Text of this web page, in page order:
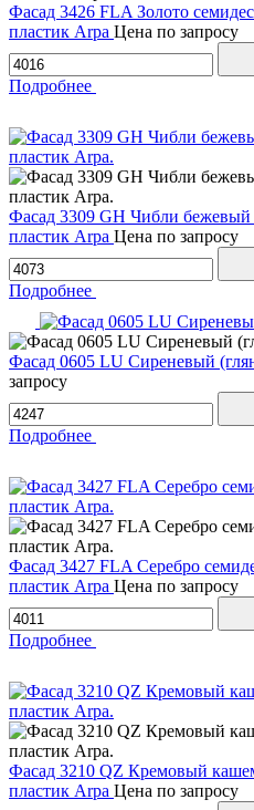
Фасад 3426 FLA Золото
пластик Arpa Цена по запросу
Подробнее
Фасад 3309 GH Чибли бежевый
пластик Arpa Цена по запросу
Подробнее
Фасад 0605 LU Сиреневый
запросу
Подробнее
Фасад 3427 FLA Серебро
пластик Arpa Цена по запросу
Подробнее
Фасад 3210 QZ Кремовый
пластик Arpa Цена по запросу